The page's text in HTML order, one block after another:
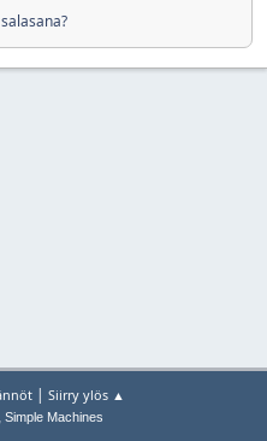
| Siirry ylös ▲
, Simple Machines